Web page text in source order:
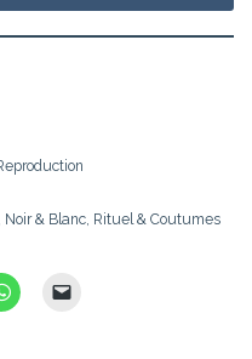
Noir & Blanc, Rituel & Coutumes